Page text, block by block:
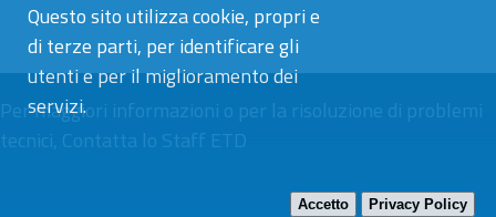
Questo sito utilizza cookie, propri e
di terze parti, per identificare gli
utenti e per il miglioramento dei
servizi.
Accetto Privacy Policy
Per maggiori informazioni o per la risoluzione di problemi
tecnici, Contatta lo Staff ETD